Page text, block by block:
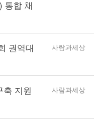
통합 채
권역대
사람과세상
축 지원
사람과세상